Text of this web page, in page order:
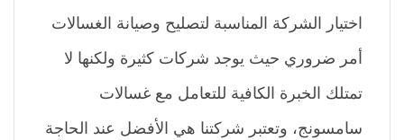
اختيار الشركة المناسبة لتصليح وصيانة الغسالات
أمر ضروري حيث يوجد شركات كثيرة ولكنها لا
تمتلك الخبرة الكافية للتعامل مع غسالات
سامسونج، وتعتبر شركتنا هي الأفضل عند الحاجة